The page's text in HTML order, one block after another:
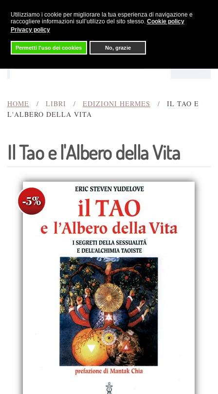
Utilizziamo i cookie per migliorare la tua esperienza di navigazione e
raccogliere informazioni sull’utilizzo del sito stesso. Cookie policy
Privacy policy
Permetti l'uso dei cookies No, grazie
Skip to main content
HOME LIBRI EDIZIONI HERMES
IL TAO E
L'ALBERO DELLA VITA
Il Tao e l'Albero della Vita